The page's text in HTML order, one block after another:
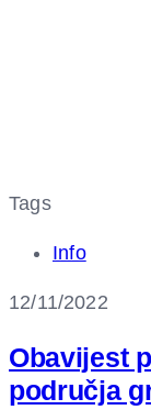
Tags
Info
12/11/2022
Obavijest
područja